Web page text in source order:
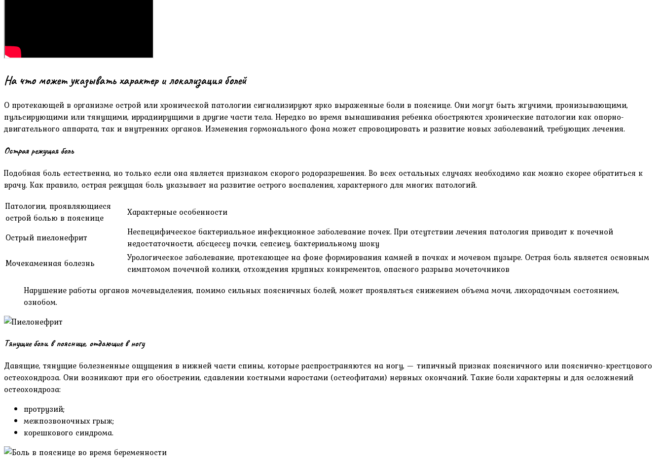
На что может указывать характер и локализация болей
О протекающей в организме острой или хронической патологии сигнализируют ярко выраженные боли в пояснице. Они могут быть жгучими, пронизывающими,
пульсирующими или тянущими, иррадиирущими в другие части тела. Нередко во время вынашивания ребенка обостряются хронические патологии как опорно-
двигательного аппарата, так и внутренних органов. Изменения гормонального фона может спровоцировать и развитие новых заболеваний, требующих лечения.
Острая режущая боль
Подобная боль естественна, но только если она является признаком скорого родоразрешения. Во всех остальных случаях необходимо как можно скорее обратиться к
врачу. Как правило, острая режущая боль указывает на развитие острого воспаления, характерного для многих патологий.
Патологии, проявляющиеся
острой болью в пояснице
Характерные особенности
Острый пиелонефрит
Неспецифическое бактериальное инфекционное заболевание почек. При отсутствии лечения патология приводит к почечной
недостаточности, абсцессу почки, сепсису, бактериальному шоку
Мочекаменная болезнь
Урологическое заболевание, протекающее на фоне формирования камней в почках и мочевом пузыре. Острая боль является основным
симптомом почечной колики, отхождения крупных конкрементов, опасного разрыва мочеточников
Нарушение работы органов мочевыделения, помимо сильных поясничных болей, может проявляться снижением объема мочи, лихорадочным состоянием,
ознобом.
Тянущие боли в пояснице, отдающие в ногу
Давящие, тянущие болезненные ощущения в нижней части спины, которые распространяются на ногу, — типичный признак поясничного или пояснично-крестцового
остеохондроза. Они возникают при его обострении, сдавлении костными наростами (остеофитами) нервных окончаний. Такие боли характерны и для осложнений
остеохондроза:
протрузий;
межпозвоночных грыж;
корешкового синдрома.